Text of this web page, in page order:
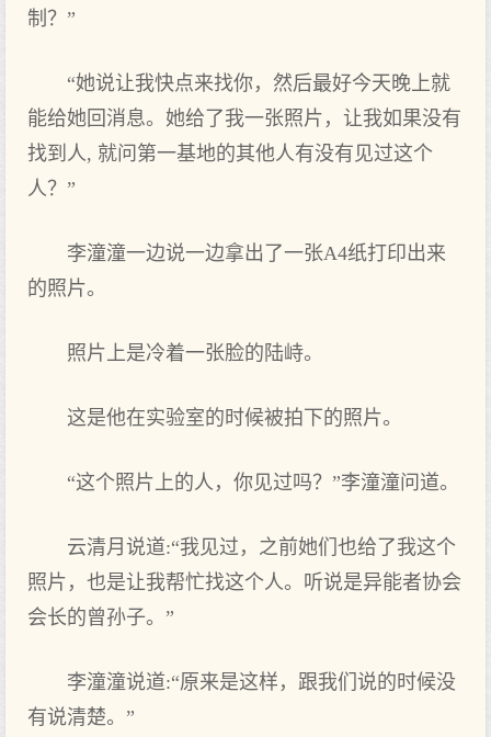
制？”
“她说让我快点来找你，然后最好今天晚上就
能给她回消息。她给了我一张照片，让我如果没有
找到人, 就问第一基地的其他人有没有见过这个
人？”
李潼潼一边说一边拿出了一张A4纸打印出来
的照片。
照片上是冷着一张脸的陆峙。
这是他在实验室的时候被拍下的照片。
“这个照片上的人，你见过吗？”李潼潼问道。
云清月说道:“我见过，之前她们也给了我这个
照片，也是让我帮忙找这个人。听说是异能者协会
会长的曾孙子。”
李潼潼说道:“原来是这样，跟我们说的时候没
有说清楚。”